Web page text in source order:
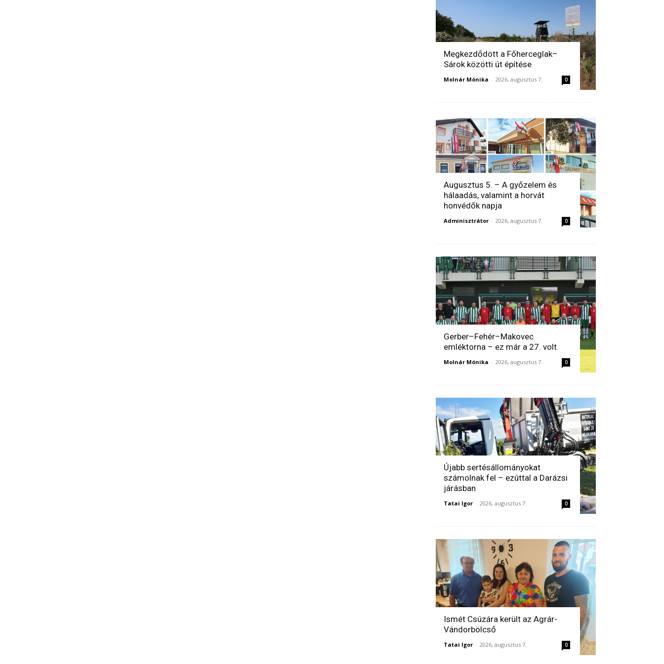
Megkezdődött a Főherceglak–
Sárok közötti út építése
Molnár Mónika - 2026, augusztus 7. 0
Augusztus 5. – A győzelem és
hálaadás, valamint a horvát
honvédők napja
Adminisztrátor - 2026, augusztus 7. 0
Gerber–Fehér–Makovec
emléktorna – ez már a 27. volt
Molnár Mónika - 2026, augusztus 7. 0
Újabb sertésállományokat
számolnak fel – ezúttal a Darázsi
járásban
Tatai Igor - 2026, augusztus 7. 0
Ismét Csúzára került az Agrár-
Vándorbölcső
Tatai Igor - 2026, augusztus 7. 0